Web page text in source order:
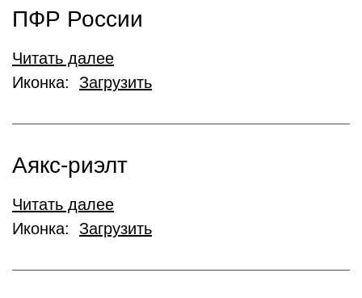
ПФР России
Читать далее
Иконка: Загрузить
Аякс-риэлт
Читать далее
Иконка: Загрузить